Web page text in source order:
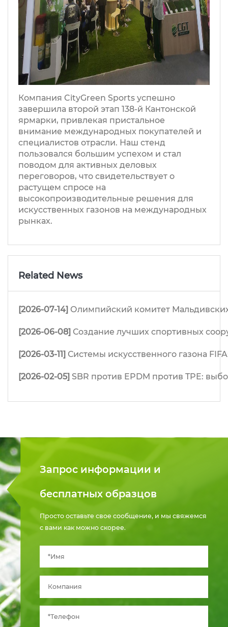
Компания CityGreen Sports успешно
завершила второй этап 138-й Кантонской
ярмарки, привлекая пристальное
внимание международных покупателей и
специалистов отрасли. Наш стенд
пользовался большим успехом и стал
поводом для активных деловых
переговоров, что свидетельствует о
растущем спросе на
высокопроизводительные решения для
искусственных газонов на международных
рынках.
Related News
[2026-07-14] Олимпийский комитет
[2026-06-08] Создание лучших спортивных
[2026-03-11] Системы искусственного газона
[2026-02-05] SBR против EPDM против TPE:
Запрос информации и
бесплатных образцов
Просто оставьте свое сообщение, и мы свяжемся
с вами как можно скорее.